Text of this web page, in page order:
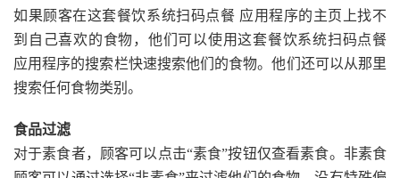
如果顾客在这套餐饮系统扫码点餐 应用程序的主页上找不
到自己喜欢的食物，他们可以使用这套餐饮系统扫码点餐
应用程序的搜索栏快速搜索他们的食物。他们还可以从那里
搜索任何食物类别。
食品过滤
对于素食者，顾客可以点击“素食”按钮仅查看素食。非素食